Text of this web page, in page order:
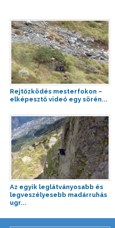
Rejtőzködés mesterfokon –
elképesztő videó egy sörén...
Az egyik leglátványosabb és
legveszélyesebb madárruhás
ugr...